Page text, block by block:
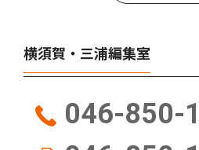
横須賀・三浦編集室
046-850-